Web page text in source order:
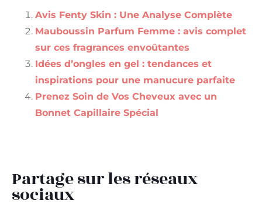
Avis Fenty Skin : Une Analyse Complète
Mauboussin Parfum Femme : avis complet
sur ces fragrances envoûtantes
Idées d’ongles en gel : tendances et
inspirations pour une manucure parfaite
Prenez Soin de Vos Cheveux avec un
Bonnet Capillaire Spécial
Partage sur les réseaux
sociaux